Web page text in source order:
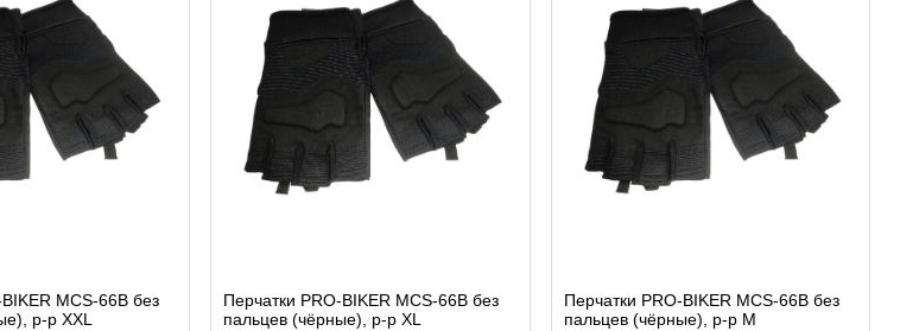
MCS-66B без
р-р XXL
Перчатки PRO-BIKER MCS-66B без
пальцев (чёрные), р-р XL
Перчатки PRO-BIKER MCS-66B без
пальцев (чёрные), р-р M